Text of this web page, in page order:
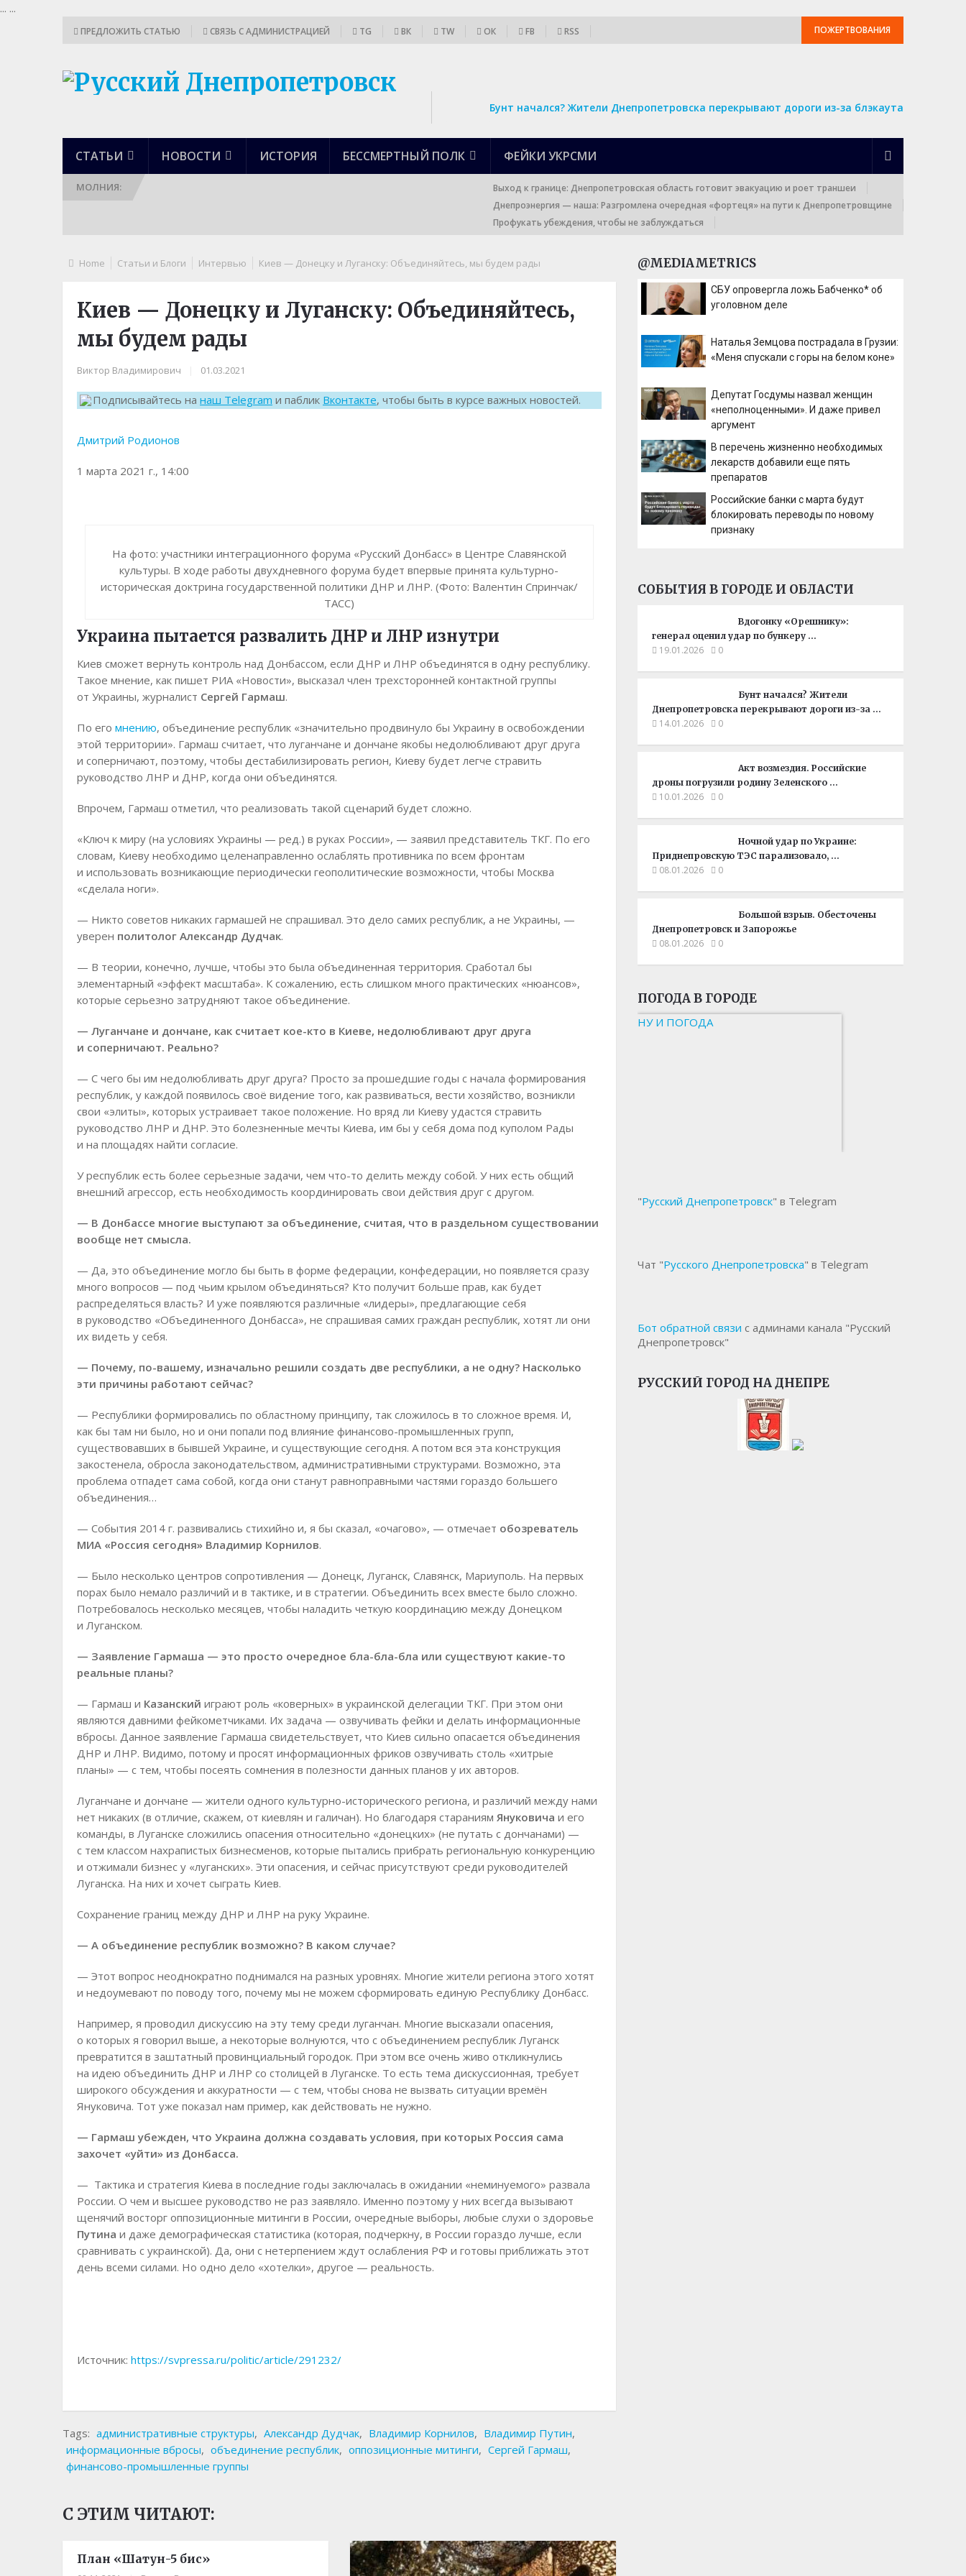
... ...
ПРЕДЛОЖИТЬ СТАТЬЮ СВЯЗЬ С АДМИНИСТРАЦИЕЙ TG ВК TW ОК FB RSS ПОЖЕРТВОВАНИЯ
Бунт начался? Жители Днепропетровска перекрывают дороги из-за блэкаута
СТАТЬИ НОВОСТИ ИСТОРИЯ БЕССМЕРТНЫЙ ПОЛК ФЕЙКИ УКРСМИ
МОЛНИЯ:
Выход к границе: Днепропетровская область готовит эвакуацию и роет траншеи
Днепроэнергия — наша: Разгромлена очередная «фортеця» на пути к Днепропетровщине
Профукать убеждения, чтобы не заблуждаться
Home Статьи и Блоги Интервью Киев — Донецку и Луганску: Объединяйтесь, мы будем рады
Киев — Донецку и Луганску: Объединяйтесь,
мы будем рады
Виктор Владимирович 01.03.2021
Подписывайтесь на наш Telegram и паблик Вконтакте, чтобы быть в курсе важных новостей.
Дмитрий Родионов
1 марта 2021 г., 14:00
На фото: участники интеграционного форума «Русский Донбасс» в Центре Славянской
культуры. В ходе работы двухдневного форума будет впервые принята культурно-
историческая доктрина государственной политики ДНР и ЛНР. (Фото: Валентин Спринчак/
ТАСС)
Украина пытается развалить ДНР и ЛНР изнутри
Киев сможет вернуть контроль над Донбассом, если ДНР и ЛНР объединятся в одну республику.
Такое мнение, как пишет РИА «Новости», высказал член трехсторонней контактной группы
от Украины, журналист Сергей Гармаш.
По его мнению, объединение республик «значительно продвинуло бы Украину в освобождении
этой территории». Гармаш считает, что луганчане и дончане якобы недолюбливают друг друга
и соперничают, поэтому, чтобы дестабилизировать регион, Киеву будет легче стравить
руководство ЛНР и ДНР, когда они объединятся.
Впрочем, Гармаш отметил, что реализовать такой сценарий будет сложно.
«Ключ к миру (на условиях Украины — ред.) в руках России», — заявил представитель ТКГ. По его
словам, Киеву необходимо целенаправленно ослаблять противника по всем фронтам
и использовать возникающие периодически геополитические возможности, чтобы Москва
«сделала ноги».
— Никто советов никаких гармашей не спрашивал. Это дело самих республик, а не Украины, —
уверен политолог Александр Дудчак.
— В теории, конечно, лучше, чтобы это была объединенная территория. Сработал бы
элементарный «эффект масштаба». К сожалению, есть слишком много практических «нюансов»,
которые серьезно затрудняют такое объединение.
— Луганчане и дончане, как считает кое-кто в Киеве, недолюбливают друг друга
и соперничают. Реально?
— С чего бы им недолюбливать друг друга? Просто за прошедшие годы с начала формирования
республик, у каждой появилось своё видение того, как развиваться, вести хозяйство, возникли
свои «элиты», которых устраивает такое положение. Но вряд ли Киеву удастся стравить
руководство ЛНР и ДНР. Это болезненные мечты Киева, им бы у себя дома под куполом Рады
и на площадях найти согласие.
У республик есть более серьезные задачи, чем что-то делить между собой. У них есть общий
внешний агрессор, есть необходимость координировать свои действия друг с другом.
— В Донбассе многие выступают за объединение, считая, что в раздельном существовании
вообще нет смысла.
— Да, это объединение могло бы быть в форме федерации, конфедерации, но появляется сразу
много вопросов — под чьим крылом объединяться? Кто получит больше прав, как будет
распределяться власть? И уже появляются различные «лидеры», предлагающие себя
в руководство «Объединенного Донбасса», не спрашивая самих граждан республик, хотят ли они
их видеть у себя.
— Почему, по-вашему, изначально решили создать две республики, а не одну? Насколько
эти причины работают сейчас?
— Республики формировались по областному принципу, так сложилось в то сложное время. И,
как бы там ни было, но и они попали под влияние финансово-промышленных групп,
существовавших в бывшей Украине, и существующие сегодня. А потом вся эта конструкция
закостенела, обросла законодательством, административными структурами. Возможно, эта
проблема отпадет сама собой, когда они станут равноправными частями гораздо большего
объединения…
— События 2014 г. развивались стихийно и, я бы сказал, «очагово», — отмечает обозреватель
МИА «Россия сегодня» Владимир Корнилов.
— Было несколько центров сопротивления — Донецк, Луганск, Славянск, Мариуполь. На первых
порах было немало различий и в тактике, и в стратегии. Объединить всех вместе было сложно.
Потребовалось несколько месяцев, чтобы наладить четкую координацию между Донецком
и Луганском.
— Заявление Гармаша — это просто очередное бла-бла-бла или существуют какие-то
реальные планы?
— Гармаш и Казанский играют роль «коверных» в украинской делегации ТКГ. При этом они
являются давними фейкометчиками. Их задача — озвучивать фейки и делать информационные
вбросы. Данное заявление Гармаша свидетельствует, что Киев сильно опасается объединения
ДНР и ЛНР. Видимо, потому и просят информационных фриков озвучивать столь «хитрые
планы» — с тем, чтобы посеять сомнения в полезности данных планов у их авторов.
Луганчане и дончане — жители одного культурно-исторического региона, и различий между нами
нет никаких (в отличие, скажем, от киевлян и галичан). Но благодаря стараниям Януковича и его
команды, в Луганске сложились опасения относительно «донецких» (не путать с дончанами) —
с тем классом нахрапистых бизнесменов, которые пытались прибрать региональную конкуренцию
и отжимали бизнес у «луганских». Эти опасения, и сейчас присутствуют среди руководителей
Луганска. На них и хочет сыграть Киев.
Сохранение границ между ДНР и ЛНР на руку Украине.
— А объединение республик возможно? В каком случае?
— Этот вопрос неоднократно поднимался на разных уровнях. Многие жители региона этого хотят
и недоумевают по поводу того, почему мы не можем сформировать единую Республику Донбасс.
Например, я проводил дискуссию на эту тему среди луганчан. Многие высказали опасения,
о которых я говорил выше, а некоторые волнуются, что с объединением республик Луганск
превратится в заштатный провинциальный городок. При этом все очень живо откликнулись
на идею объединить ДНР и ЛНР со столицей в Луганске. То есть тема дискуссионная, требует
широкого обсуждения и аккуратности — с тем, чтобы снова не вызвать ситуации времён
Януковича. Тот уже показал нам пример, как действовать не нужно.
— Гармаш убежден, что Украина должна создавать условия, при которых Россия сама
захочет «уйти» из Донбасса.
— Тактика и стратегия Киева в последние годы заключалась в ожидании «неминуемого» развала
России. О чем и высшее руководство не раз заявляло. Именно поэтому у них всегда вызывают
щенячий восторг оппозиционные митинги в России, очередные выборы, любые слухи о здоровье
Путина и даже демографическая статистика (которая, подчеркну, в России гораздо лучше, если
сравнивать с украинской). Да, они с нетерпением ждут ослабления РФ и готовы приближать этот
день всеми силами. Но одно дело «хотелки», другое — реальность.
Источник: https://svpressa.ru/politic/article/291232/
Tags: административные структуры, Александр Дудчак, Владимир Корнилов, Владимир Путин,
информационные вбросы, объединение республик, оппозиционные митинги, Сергей Гармаш,
финансово-промышленные группы
С ЭТИМ ЧИТАЮТ:
План «Шатун-5 бис»
@MEDIAMETRICS
СБУ опровергла ложь Бабченко* об
уголовном деле
Наталья Земцова пострадала в Грузии:
«Меня спускали с горы на белом коне»
Депутат Госдумы назвал женщин
«неполноценными». И даже привел
аргумент
В перечень жизненно необходимых
лекарств добавили еще пять
препаратов
Российские банки с марта будут
блокировать переводы по новому
признаку
СОБЫТИЯ В ГОРОДЕ И ОБЛАСТИ
Вдогонку «Орешнику»:
генерал оценил удар по бункеру …
19.01.2026 0
Бунт начался? Жители
Днепропетровска перекрывают дороги из-за …
14.01.2026 0
Акт возмездия. Российские
дроны погрузили родину Зеленского …
10.01.2026 0
Ночной удар по Украине:
Приднепровскую ТЭС парализовало, …
08.01.2026 0
Большой взрыв. Обесточены
Днепропетровск и Запорожье
08.01.2026 0
ПОГОДА В ГОРОДЕ
НУ И ПОГОДА
"Русский Днепропетровск" в Telegram
Чат "Русского Днепропетровска" в Telegram
Бот обратной связи с админами канала "Русский
Днепропетровск"
РУССКИЙ ГОРОД НА ДНЕПРЕ